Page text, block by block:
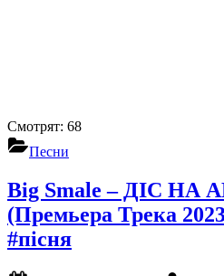
Смотрят: 68
Песни
Big Smale – ДІС НА
(Премьера Трека
#пісня